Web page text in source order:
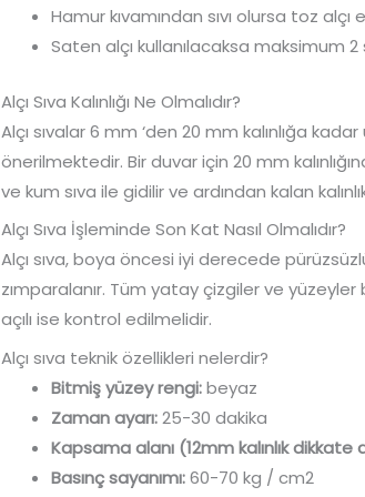
Hamur kıvamından sıvı olursa toz
Saten alçı kullanılacaksa maksimum 2
Alçı Sıva Kalınlığı Ne Olmalıdır?
Alçı sıvalar 6 mm ‘den 20 mm kalınlığa
önerilmektedir. Bir duvar için 20 mm
ve kum sıva ile gidilir ve ardından kalan
Alçı Sıva İşleminde Son Kat Nasıl Olmalıdır?
Alçı sıva, boya öncesi iyi derecede
zımparalanır. Tüm yatay çizgiler ve
açılı ise kontrol edilmelidir.
Alçı sıva teknik özellikleri nelerdir?
Bitmiş yüzey rengi:beyaz
Zaman ayarı:25-30 dakika
Kapsama alanı (12mm kalınlık dikkate
Basınç sayanımı:60-70 kg / cm2